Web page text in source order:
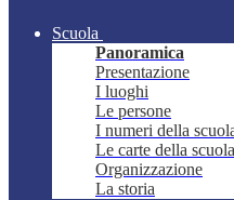
Scuola
Panoramica
Presentazione
I luoghi
Le persone
I numeri della
Le carte della scuola
Organizzazione
La storia